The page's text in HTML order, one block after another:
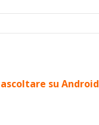
su Android